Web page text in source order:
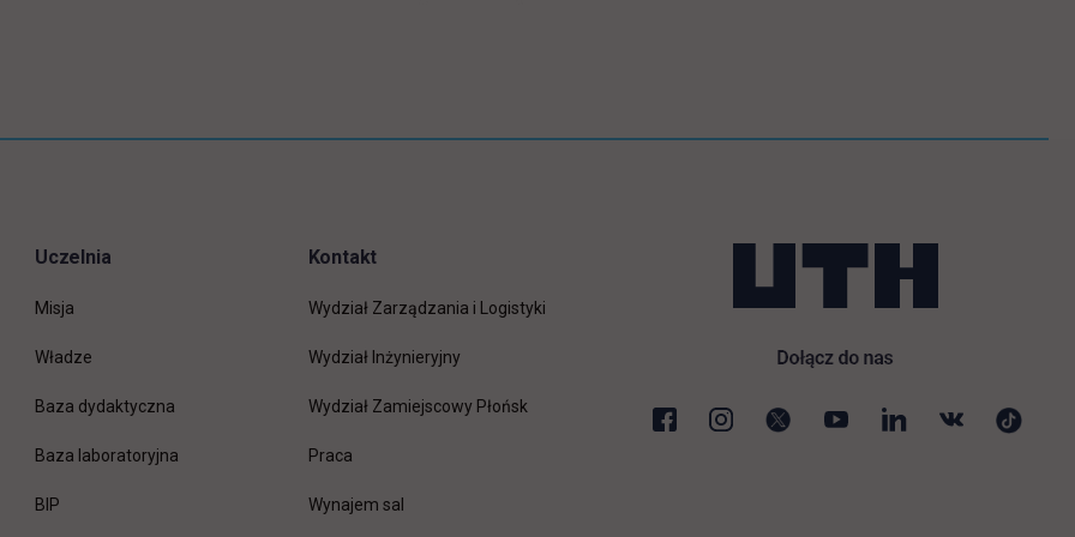
Uczelnia
Misja
Władze
Baza dydaktyczna
Baza laboratoryjna
BIP
Kontakt
Wydział Zarządzania i Logistyki
Wydział Inżynieryjny
Wydział Zamiejscowy Płońsk
Pracalink otwiera się w nowej karcie
Wynajem sal